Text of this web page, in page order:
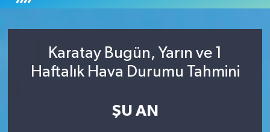
Karatay Bugün, Yarın ve 1
Haftalık Hava Durumu Tahmini
ŞU AN
Kocaeli Namaz Vakitleri
Süper Lig Puan Durumu ve Fikstür